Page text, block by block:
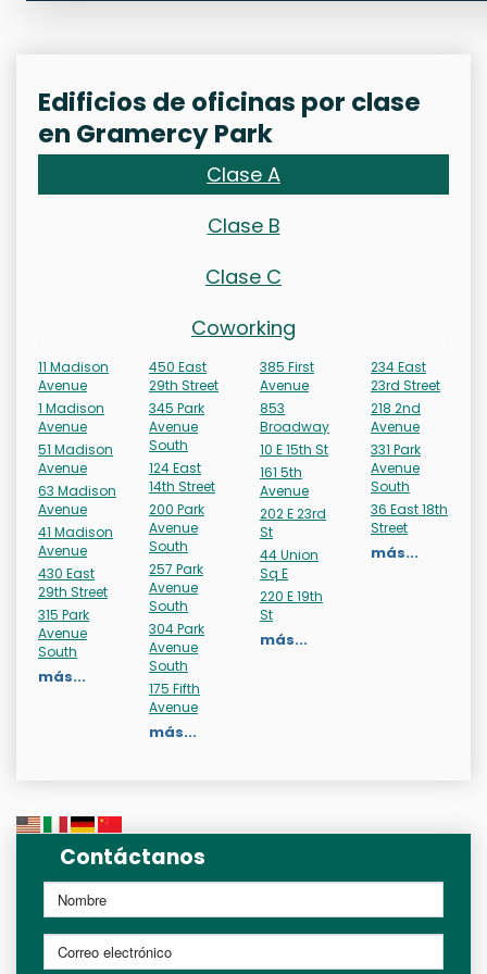
Edificios de oficinas por clase
en Gramercy Park
Clase A
Clase B
Clase C
Coworking
11 Madison
Avenue
1 Madison
Avenue
51 Madison
Avenue
63 Madison
Avenue
41 Madison
Avenue
430 East
29th Street
315 Park
Avenue
South
más...
450 East
29th Street
345 Park
Avenue
South
124 East
14th Street
200 Park
Avenue
South
257 Park
Avenue
South
304 Park
Avenue
South
175 Fifth
Avenue
más...
385 First
Avenue
853
Broadway
10 E 15th St
161 5th
Avenue
202 E 23rd
St
44 Union
Sq E
220 E 19th
St
más...
234 East
23rd Street
218 2nd
Avenue
331 Park
Avenue
South
36 East 18th
Street
más...
Contáctanos